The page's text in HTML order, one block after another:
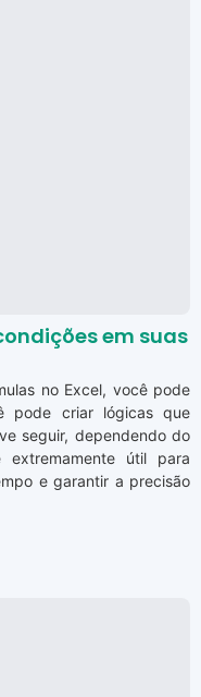
em suas
no Excel, você pode
pode criar lógicas que
seguir, dependendo do
útil para
e garantir a precisão